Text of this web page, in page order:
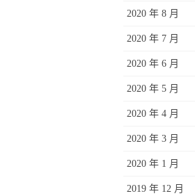
2020 年 8 月
2020 年 7 月
2020 年 6 月
2020 年 5 月
2020 年 4 月
2020 年 3 月
2020 年 1 月
2019 年 12 月